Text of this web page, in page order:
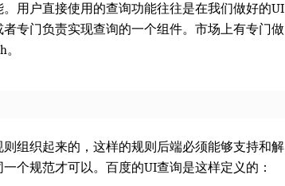
用户直接使用的查询功能往往是在我们做好的UI
专门负责实现查询的一个组件。市场上有专门做
组织起来的，这样的规则后端必须能够支持和解
个规范才可以。百度的UI查询是这样定义的：